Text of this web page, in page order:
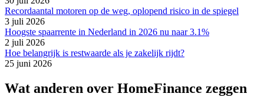
Recordaantal motoren op de weg, oplopend risico in de spiegel
3 juli 2026
Hoogste spaarrente in Nederland in 2026 nu naar 3.1%
2 juli 2026
Hoe belangrijk is restwaarde als je zakelijk rijdt?
25 juni 2026
Wat anderen over HomeFinance zeggen